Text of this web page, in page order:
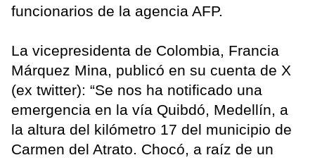
funcionarios de la agencia AFP.
La vicepresidenta de Colombia, Francia
Márquez Mina, publicó en su cuenta de X
(ex twitter): “Se nos ha notificado una
emergencia en la vía Quibdó, Medellín, a
la altura del kilómetro 17 del municipio de
Carmen del Atrato. Chocó, a raíz de un